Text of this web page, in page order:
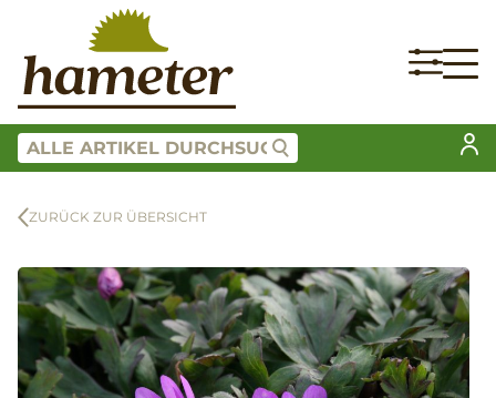
ZURÜCK ZUR ÜBERSICHT